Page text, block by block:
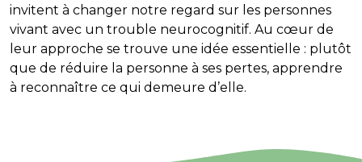
invitent à changer notre regard sur les personnes
vivant avec un trouble neurocognitif. Au cœur de
leur approche se trouve une idée essentielle : plutôt
que de réduire la personne à ses pertes, apprendre
à reconnaître ce qui demeure d’elle.